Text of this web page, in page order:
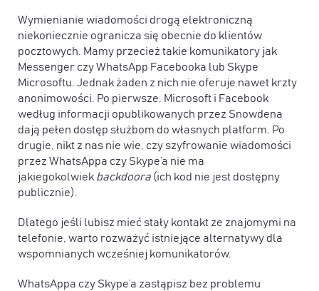
Wymienianie wiadomości drogą elektroniczną
niekoniecznie ogranicza się obecnie do klientów
pocztowych. Mamy przecież takie komunikatory jak
Messenger czy WhatsApp Facebooka lub Skype
Microsoftu. Jednak żaden z nich nie oferuje nawet krzty
anonimowości. Po pierwsze, Microsoft i Facebook
według informacji opublikowanych przez Snowdena
dają pełen dostęp służbom do własnych platform. Po
drugie, nikt z nas nie wie, czy szyfrowanie wiadomości
przez WhatsAppa czy Skype’a nie ma
jakiegokolwiek backdoora(ich kod nie jest dostępny
publicznie).
Dlatego jeśli lubisz mieć stały kontakt ze znajomymi na
telefonie, warto rozważyć istniejące alternatywy dla
wspomnianych wcześniej komunikatorów.
WhatsAppa czy Skype’a zastąpisz bez problemu